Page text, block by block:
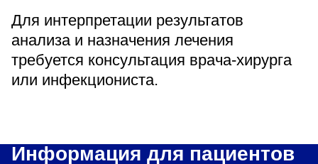
Для интерпретации результатов
анализа и назначения лечения
требуется консультация врача-хирурга
или инфекциониста.
Информация для пациентов